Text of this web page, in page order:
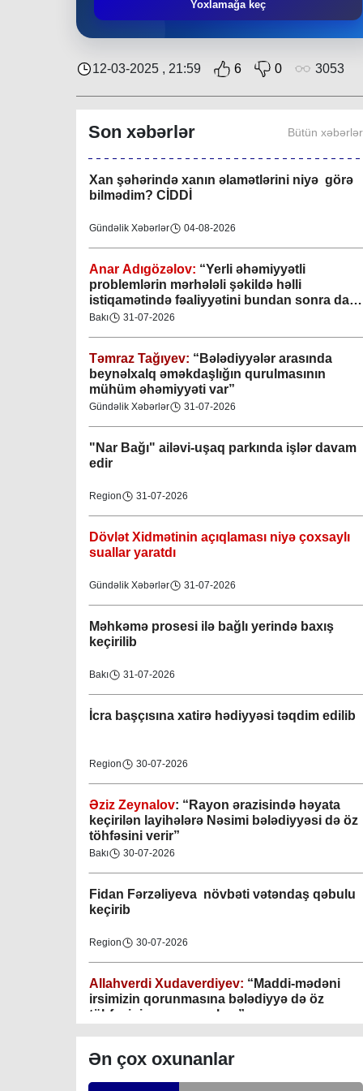
Yoxlamağa keç
12-03-2025 , 21:59 6 0 3053
Son xəbərlər Bütün xəbərlər
bundan sonra da sakinlərin sosial-rifah
Elmi-Praktik Məsələlər
Xan şəhərində xanın əlamətlərini niyə görə
bilmədim? CİDDİ
Gündəlik Xəbərlər 04-08-2026
Anar Adıgözəlov: “Yerli əhəmiyyətli
problemlərin mərhələli şəkildə həlli
istiqamətində fəaliyyətini bundan sonra da
davam etdirəcəkdir
Bakı 31-07-2026
Təmraz Tağıyev: “Bələdiyyələr arasında
beynəlxalq əməkdaşlığın qurulmasının
mühüm əhəmiyyəti var”
Gündəlik Xəbərlər 31-07-2026
"Nar Bağı" ailəvi-uşaq parkında işlər davam
edir
Region 31-07-2026
Dövlət Xidmətinin açıqlaması niyə çoxsaylı
suallar yaratdı
Gündəlik Xəbərlər 31-07-2026
Məhkəmə prosesi ilə bağlı yerində baxış
keçirilib
Bakı 31-07-2026
İcra başçısına xatirə hədiyyəsi təqdim edilib
Region 30-07-2026
Əziz Zeynalov: “Rayon ərazisində həyata
keçirilən layihələrə Nəsimi bələdiyyəsi də öz
töhfəsini verir”
Bakı 30-07-2026
Fidan Fərzəliyeva növbəti vətəndaş qəbulu
keçirib
Region 30-07-2026
Allahverdi Xudaverdiyev: “Maddi-mədəni
irsimizin qorunmasına bələdiyyə də öz
töhfəsini verməyə çalışır”
Tahir Məmmədovun sakinlərlə növbəti
səyyar görüşü keçirilib
Ən çox oxunanlar
Gəncə şəhəri Nizami bələdiyyəsi
08-04-2023
M.Ə.Rəsuzladə bələdiyyəsi
07-04-2023
Xətai bələdiyyəsi
Mingəçevir bələdiyyəsi
Nəsimi bələdiyyəsi